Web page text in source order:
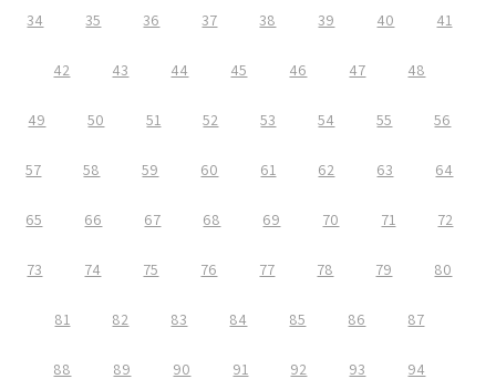
34 35 36 37 38 39 40 41
42 43 44 45 46 47 48
49 50 51 52 53 54 55 56
57 58 59 60 61 62 63 64
65 66 67 68 69 70 71 72
73 74 75 76 77 78 79 80
81 82 83 84 85 86 87
88 89 90 91 92 93 94